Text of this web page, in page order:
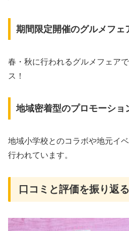
期間限定開催のグルメフェ
春・秋に行われるグルメフェア
ス！
地域密着型のプロモーショ
地域小学校とのコラボや地元イ
行われています。
口コミと評価を振り返る